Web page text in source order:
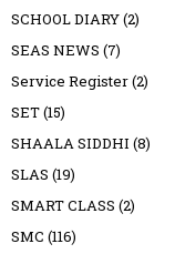
SCHOOL DIARY(2)
SEAS NEWS (7)
Service Register(2)
SET(15)
SHAALA SIDDHI (8)
SLAS (19)
SMART CLASS (2)
SMC (116)